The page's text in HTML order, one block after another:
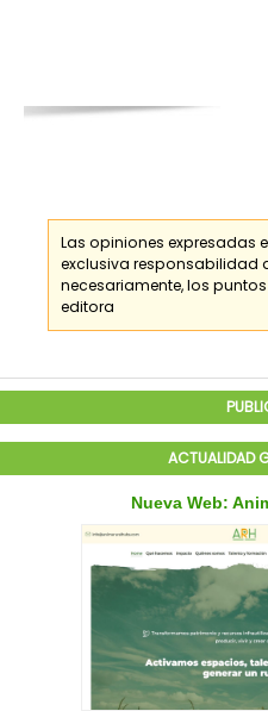
Las opiniones expresadas
exclusiva responsabilidad
necesariamente, los
editora
ACTUALIDAD